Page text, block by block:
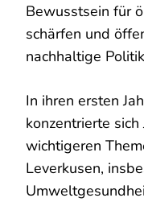
Bewusstsein für
schärfen und
nachhaltige
In ihren ersten
konzentrierte
wichtigeren
Leverkusen,